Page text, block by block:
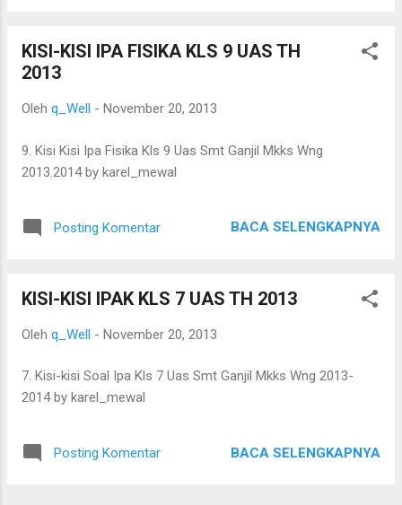
KISI-KISI IPA FISIKA KLS 9 UAS TH
2013
Oleh q_Well - November 20, 2013
9. Kisi Kisi Ipa Fisika Kls 9 Uas Smt Ganjil Mkks Wng
2013.2014 by karel_mewal
Posting Komentar BACA SELENGKAPNYA
KISI-KISI IPAK KLS 7 UAS TH 2013
Oleh q_Well - November 20, 2013
7. Kisi-kisi Soal Ipa Kls 7 Uas Smt Ganjil Mkks Wng 2013-
2014 by karel_mewal
Posting Komentar BACA SELENGKAPNYA